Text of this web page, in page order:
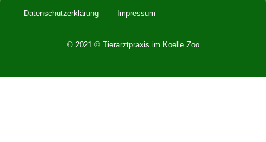
Datenschutzerklärung Impressum
© 2021 © Tierarztpraxis im Koelle Zoo